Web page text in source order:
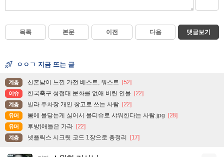
목록 본문 이전 다음 댓글보기
ㅇㅇㄱ 지금 뜨는 글
계층 신혼남이 느낀 가전 베스트, 워스트 [52]
이슈 한국축구 성접대 문화를 없애 버린 인물 [22]
계층 빌라 주차장 개인 창고로 쓰는 사람 [22]
유머 몸에 물닿는게 싫어서 물티슈로 샤워한다는 사람.jpg [28]
유머 후방)애들은 가라 [22]
계층 넷플릭스 시크릿 코드 1장으로 총정리 [17]